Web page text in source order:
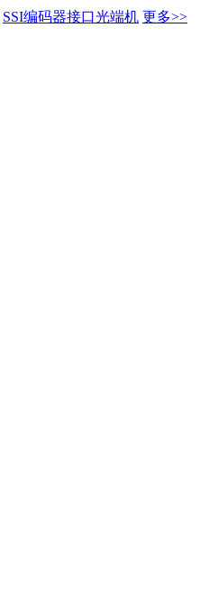
SSI编码器接口光端机 更多>>